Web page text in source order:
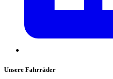
Unsere Fahrräder